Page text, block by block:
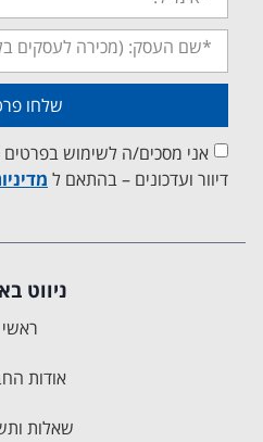
אני מסכים/ה לשימוש
דיוור ועדכונים – בהתאם ל
שלחו
ניווט
ראשי
אודות
שאלות